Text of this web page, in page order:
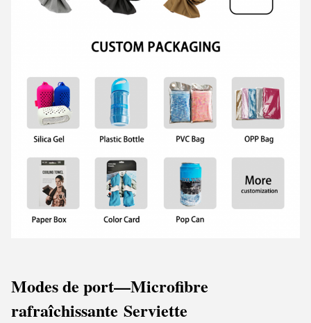
Modes de port—Microfibre
rafraîchissante Serviette